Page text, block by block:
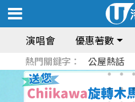
演唱會 優惠著數
熱門關鍵字： 公屋熱話